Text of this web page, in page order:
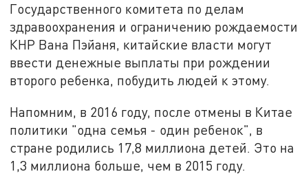
Государственного комитета по делам
здравоохранения и ограничению рождаемости
КНР Вана Пэйаня, китайские власти могут
ввести денежные выплаты при рождении
второго ребенка, побудить людей к этому.
Напомним, в 2016 году, после отмены в Китае
политики "одна семья - один ребенок", в
стране родились 17,8 миллиона детей. Это на
1,3 миллиона больше, чем в 2015 году.